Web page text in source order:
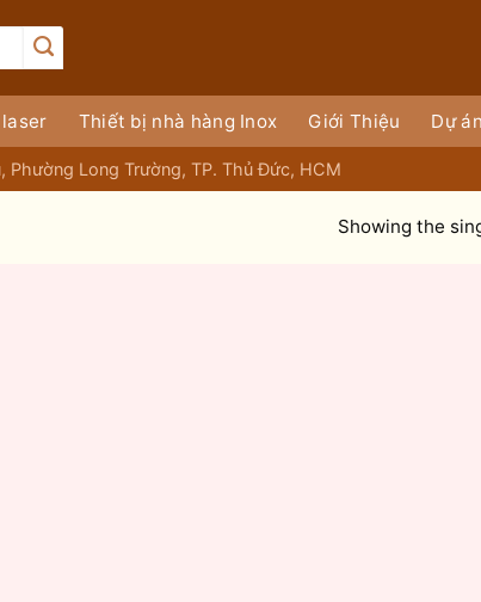
Thiết bị nhà hàng Inox Giới Thiệu Dự án
Phường Long Trường, TP. Thủ Đức, HCM
Showing the